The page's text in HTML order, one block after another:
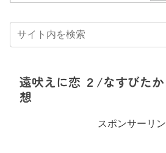
遠吠えに恋 ２/なすびた
想
スポンサーリ